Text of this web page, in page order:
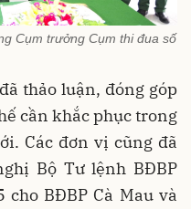
Cụm trưởng Cụm thi đua số
thảo luận, đóng góp
cần khắc phục trong
Các đơn vị cũng đã
Bộ Tư lệnh BĐBP
BĐBP Cà Mau và